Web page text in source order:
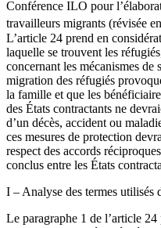
Conférence ILO pour
travailleurs migrants (révisée
L’article 24 prend en
laquelle se trouvent les
concernant les mécanismes de
migration des réfugiés
la famille et que les
des États contractants ne
d’un décès, accident ou
ces mesures de protection
respect des accords
conclus entre les États
I – Analyse des termes utilisés
Le paragraphe 1 de l’article